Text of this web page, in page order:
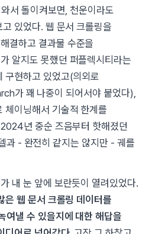
서 돌이켜보면, 천운이라도
있었다. 웹 문서 크롤링을
결하고 결과물 수준을
알지도 못했던 퍼플렉시티라는
구현하고 있었고(의외로
가 꽤 나중이 되어서야 붙었다),
체이닝해서 기술적 한계를
년 중순 즈음부터 핫해졌던
- 완전히 같지는 않지만 - 궤를
내 눈 앞에 보란듯이 열려있었다.
은 웹 문서 크롤링 데이터를
여낼 수 있을지에 대한 해답을